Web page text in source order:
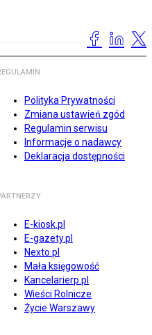
Polityka Prywatności
Zmiana ustawień zgód
Regulamin serwisu
Informacje o nadawcy
Deklaracja dostępności
E-kiosk.pl
E-gazety.pl
Nexto.pl
Mała księgowość
Kancelarierp.pl
Wieści Rolnicze
Życie Warszawy